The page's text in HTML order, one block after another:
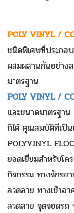
POLY VINYL /
ชนิดพิเศษที่ประกอ
ผสมผสานกันอย่าง
มาตรฐาน
POLY VINYL /
และขนาดมาตรฐา
ก็ได้ คุณสมบัติที่เป็น
POLYVINYL
ยอดเยี่ยมสำหรับโค
กิจกรรม ทางจักรย
ลวดลาย ทางเข้าอ
ลวดลาย จุดจอดรถ